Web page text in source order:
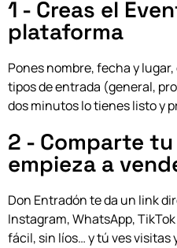
1 - Creas el
plataforma
Pones nombre, fecha y
tipos de entrada (general,
dos minutos lo tienes listo y
2 - Comparte
empieza a
Don Entradón te da un link
Instagram, WhatsApp,
fácil, sin líos… y tú ves visitas